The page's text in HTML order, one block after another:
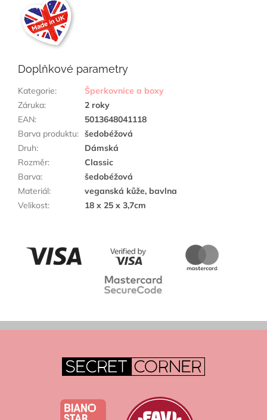
Doplňkové parametry
Kategorie:
Šperkovnice a boxy
Záruka:
2 roky
EAN:
5013648041118
Barva produktu: šedobéžová
Druh:
Dámská
Rozměr:
Classic
Barva:
šedobéžová
Materiál:
veganská kůže, bavlna
Velikost: 18 x 25 x 3,7cm